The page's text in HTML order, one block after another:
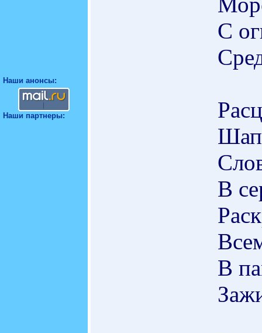
Наши анонсы:
Наши партнеры:
С
В
В